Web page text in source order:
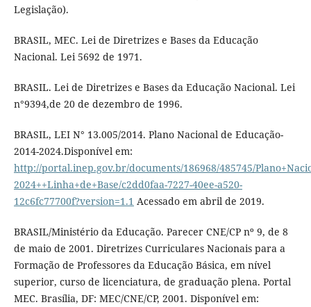
Legislação).
BRASIL, MEC. Lei de Diretrizes e Bases da Educação
Nacional. Lei 5692 de 1971.
BRASIL. Lei de Diretrizes e Bases da Educação Nacional. Lei
n°9394,de 20 de dezembro de 1996.
BRASIL, LEI N° 13.005/2014. Plano Nacional de Educação-
2014-2024.Disponível em:
http://portal.inep.gov.br/documents/186968/485745/
2024++Linha+de+Base/c2dd0faa-7227-40ee-a520-
12c6fc77700f?version=1.1 Acessado em abril de 2019.
BRASIL/Ministério da Educação. Parecer CNE/CP nº 9, de 8
de maio de 2001. Diretrizes Curriculares Nacionais para a
Formação de Professores da Educação Básica, em nível
superior, curso de licenciatura, de graduação plena. Portal
MEC. Brasília, DF: MEC/CNE/CP, 2001. Disponível em: